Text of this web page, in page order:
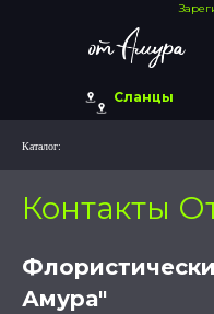
Сланцы
Каталог:
Контакты
Амура"